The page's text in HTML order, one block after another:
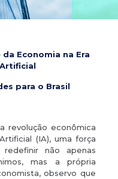
Economia na Era
para o Brasil
revolução econômica
(IA), uma força
não apenas
mas a própria
observo que